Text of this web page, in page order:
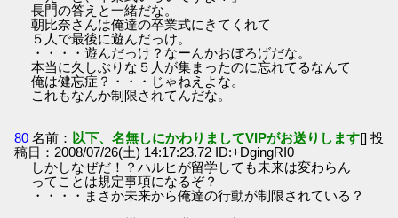
長門の答えと一緒だな。
朝比奈さんは俺達の卒業式にきてくれて
５人で最後に遊んだっけ。
・・・・遊んだっけ？なーんかおぼろげだな。
本当に久しぶりな５人が集まったのに忘れてるなんて
俺は健忘症？・・・じゃねえよな。
これもなんか制限されてんだな。
80 名前： 以下、名無しにかわりましてVIPがお送りします[] 投
稿日：2008/07/26(土) 14:17:23.72 ID:+DgingRI0
しかしなぜだ！？ハルヒが留学しても未来は変わらん
ってことは規定事項になるぞ？
・・・・まさか未来から俺達の行動が制限されている？